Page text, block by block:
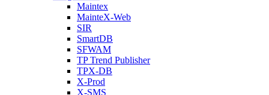
Maintex
MainteX-Web
SIR
SmartDB
SFWAM
TP Trend Publisher
TPX-DB
X-Prod
X-SMS